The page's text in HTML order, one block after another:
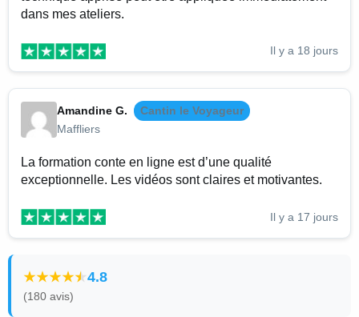
dans mes ateliers.
Il y a 18 jours
Amandine G.
Cantin le Voyageur
Maffliers
La formation conte en ligne est d’une qualité
exceptionnelle. Les vidéos sont claires et motivantes.
Il y a 17 jours
4.8
(180 avis)